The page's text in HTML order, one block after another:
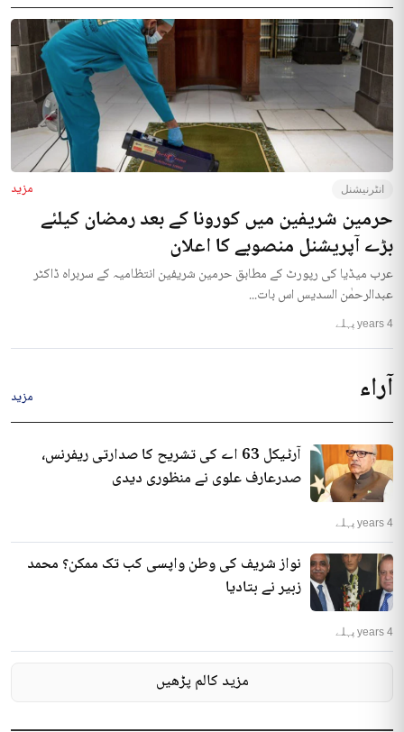
انٹرنیشنل مزید
حرمین شریفین میں کورونا کے بعد رمضان کیلئے
بڑے آپریشنل منصوبے کا اعلان
عرب میڈیا کی رپورٹ کے مطابق حرمین شریفین انتظامیہ کے سربراہ ڈاکٹر
عبدالرحمٰن السدیس اس بات...
4 years پہلے
آراء مزید
آرٹیکل 63 اے کی تشریح کا صدارتی ریفرنس،
صدرعارف علوی نے منظوری دیدی
4 years پہلے
نواز شریف کی وطن واپسی کب تک ممکن؟ محمد
زبیر نے بتادیا
4 years پہلے
مزید کالم پڑھیں